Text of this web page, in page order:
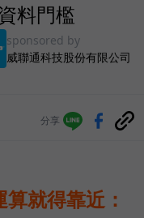
料門檻
sponsored by
威聯通科技股份有限公司
分享
就得靠近：